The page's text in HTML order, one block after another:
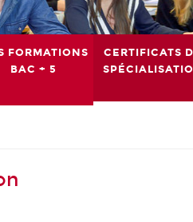
FORMATIONS
BAC + 5
CERTIFICATS